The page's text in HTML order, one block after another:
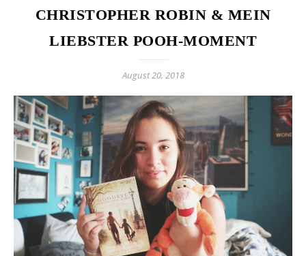
CHRISTOPHER ROBIN & MEIN
LIEBSTER POOH-MOMENT
August 20, 2018